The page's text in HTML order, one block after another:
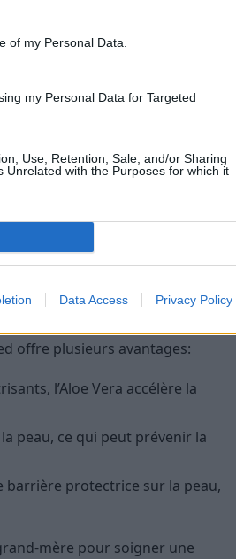
of my Personal Data.
my Personal Data for Targeted
Use, Retention, Sale, and/or Sharing
Unrelated with the Purposes for which it
Data Access Privacy Policy
et antioxydants, ce qui lui
par les ampoules.
offre plusieurs avantages:
l’Aloe Vera accélère la
peau, ce qui peut prévenir la
barrière protectrice sur la peau,
mère pour soigner une